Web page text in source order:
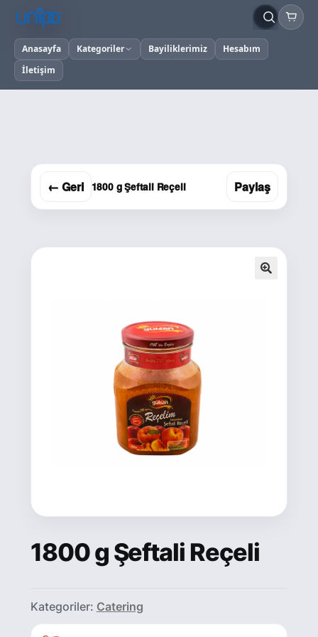
Anasayfa Kategoriler Bayiliklerimiz
Hesabım
İletişim
← Geri 1800 g Şeftali Reçeli Paylaş
1800 g Şeftali Reçeli
Kategoriler: Catering